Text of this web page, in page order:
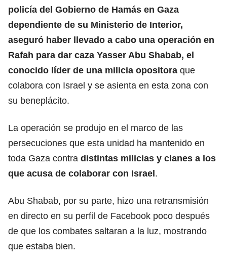
policía del Gobierno de Hamás en Gaza
dependiente de su Ministerio de Interior,
aseguró haber llevado a cabo una operación en
Rafah para dar caza Yasser Abu Shabab, el
conocido líder de una milicia opositora que
colabora con Israel y se asienta en esta zona con
su beneplácito.
La operación se produjo en el marco de las
persecuciones que esta unidad ha mantenido en
toda Gaza contra distintas milicias y clanes a los
que acusa de colaborar con Israel.
Abu Shabab, por su parte, hizo una retransmisión
en directo en su perfil de Facebook poco después
de que los combates saltaran a la luz, mostrando
que estaba bien.